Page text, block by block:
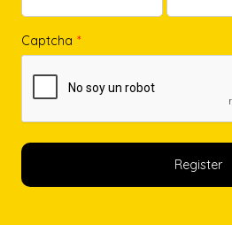
Captcha *